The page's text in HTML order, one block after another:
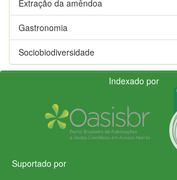
Extração da amêndoa
Gastronomia
Sociobiodiversidade
Indexado por
Suportado por